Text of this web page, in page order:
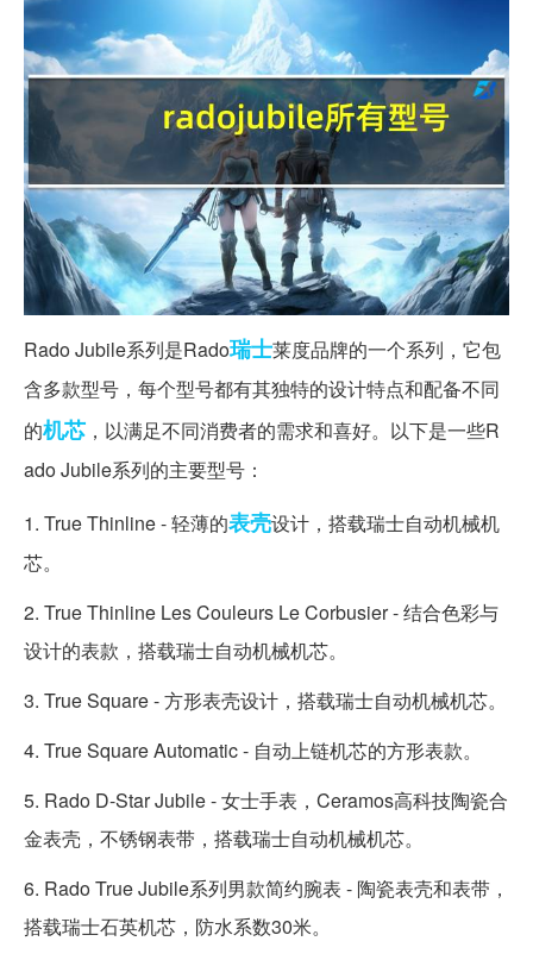
Rado Jubile系列是Rado瑞士莱度品牌的一个系列，它包
含多款型号，每个型号都有其独特的设计特点和配备不同
的机芯 ，以满足不同消费者的需求和喜好。以下是一些R
ado Jubile系列的主要型号：
1. True Thinline - 轻薄的表壳设计，搭载瑞士自动机械机
芯。
2. True Thinline Les Couleurs Le Corbusier - 结合色彩与
设计的表款，搭载瑞士自动机械机芯。
3. True Square - 方形表壳设计，搭载瑞士自动机械机芯。
4. True Square Automatic - 自动上链机芯的方形表款。
5. Rado D-Star Jubile - 女士手表，Ceramos高科技陶瓷合
金表壳，不锈钢表带，搭载瑞士自动机械机芯。
6. Rado True Jubile系列男款简约腕表 - 陶瓷表壳和表带，
搭载瑞士石英机芯，防水系数30米。